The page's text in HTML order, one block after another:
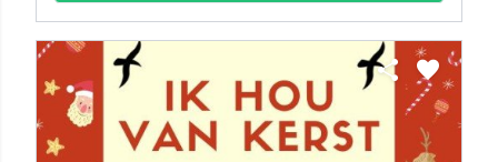
share favorite